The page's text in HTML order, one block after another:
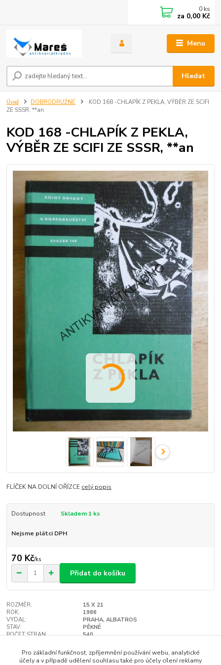
Menu
Hledat
0 ks
za 0,00 Kč
Úvod DOBRODRUŽNÉ
KOD 168 -CHLAPÍK Z PEKLA, VÝBĚR ZE SCIFI
ZE SSSR, **an
KOD 168 -CHLAPÍK Z PEKLA,
VÝBĚR ZE SCIFI ZE SSSR, **an
FLÍČEK NA DOLNÍ OŘÍZCE celý popis
Dostupnost Skladem 1 ks
Nejsme plátci DPH
70 Kč/ks
Přidat do košíku
ROZMĚR:
15 X 21
ROK:
1986
VYDAL:
PRAHA, ALBATROS
STAV:
PĚKNÉ
POČET STRAN:
540
Hlídat cenu / dostupnost
Pro základní funkčnost, zpříjemnění používání webu, analytické
účely a v případě udělení souhlasu také pro účely cílení reklamy